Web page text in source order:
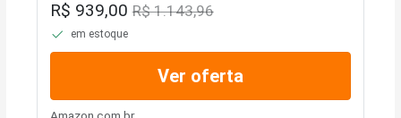
R$ 939,00R$ 1.143,96
em estoque
Ver oferta